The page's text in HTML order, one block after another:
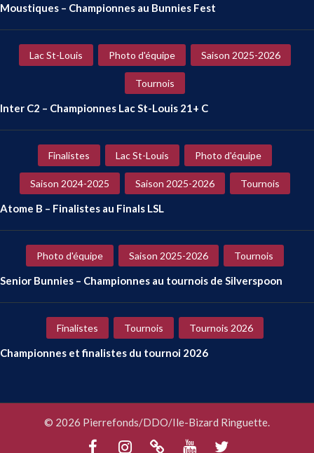
Moustiques – Championnes au Bunnies Fest
Lac St-Louis Photo d'équipe Saison 2025-2026
Tournois
Inter C2 – Championnes Lac St-Louis 21+ C
Finalistes Lac St-Louis Photo d'équipe
Saison 2024-2025 Saison 2025-2026 Tournois
Atome B – Finalistes au Finals LSL
Photo d'équipe Saison 2025-2026 Tournois
Senior Bunnies – Championnes au tournois de Silverspoon
Finalistes Tournois Tournois 2026
Championnes et finalistes du tournoi 2026
© 2026 Pierrefonds/DDO/Ile-Bizard Ringuette.